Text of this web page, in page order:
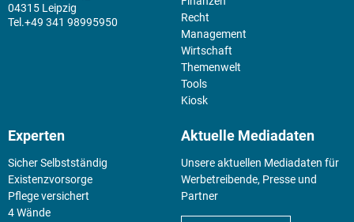
04315 Leipzig
+49 341 98995950
Recht
Management
Wirtschaft
Themenwelt
Tools
Kiosk
Experten
Sicher Selbstständig
Existenz­vorsorge
Pflege versichert
4 Wände
Aktuelle Mediadaten
Unsere aktuellen Mediadaten für
Werbetreibende, Presse und
Partner